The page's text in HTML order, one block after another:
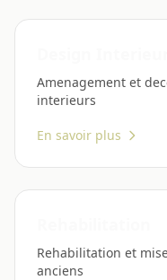
Amenagement et
interieurs
En savoir plus
Rehabilitation et
anciens